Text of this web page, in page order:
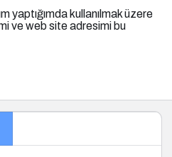
yaptığımda kullanılmak üzere
ve web site adresimi bu